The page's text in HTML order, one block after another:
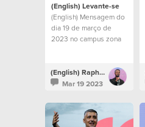
(English) Levante-se
(English) Mensagem do
dia 19 de março de
2023 no campus zona
(English) Raphael Galante
Mar 19 2023